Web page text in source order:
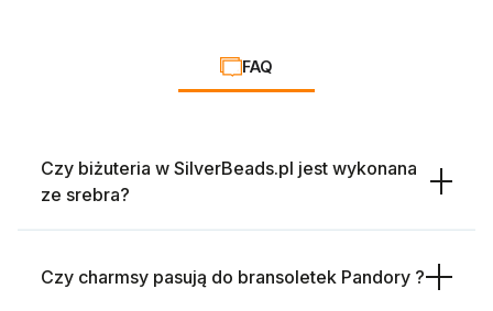
FAQ
Czy biżuteria w SilverBeads.pl jest wykonana
ze srebra?
Czy charmsy pasują do bransoletek Pandory ?